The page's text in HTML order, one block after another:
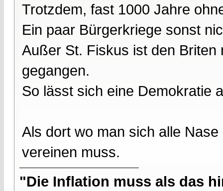
Trotzdem, fast 1000 Jahre
Ein paar Bürgerkriege sonst
Außer St. Fiskus ist den Briten
gegangen.
So lässt sich eine Demokratie
Als dort wo man sich alle
vereinen muss.
"Die Inflation muss als das